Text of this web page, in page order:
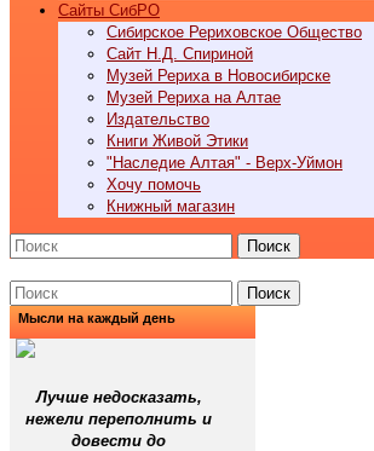
Cайты СибРО
Сибирское Рериховское Общество
Сайт Н.Д. Спириной
Музей Рериха в Новосибирске
Музей Рериха на Алтае
Издательство
Книги Живой Этики
"Наследие Алтая" - Верх-Уймон
Хочу помочь
Книжный магазин
Поиск
Поиск
Мысли на каждый день
Лучше недосказать,
нежели переполнить и
довести до